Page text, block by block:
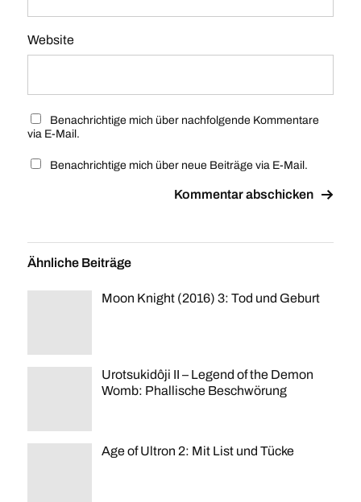
Website
Benachrichtige mich über nachfolgende Kommentare
via E-Mail.
Benachrichtige mich über neue Beiträge via E-Mail.
Ähnliche Beiträge
Moon Knight (2016) 3: Tod und Geburt
Urotsukidôji II – Legend of the Demon
Womb: Phallische Beschwörung
Age of Ultron 2: Mit List und Tücke